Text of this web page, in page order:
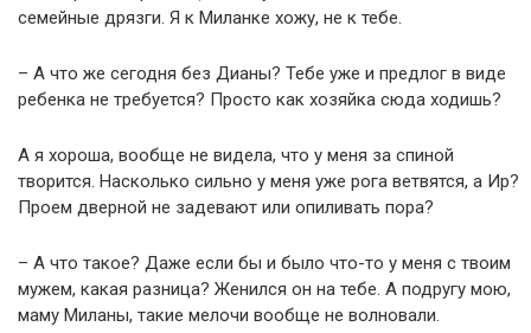
семейные дрязги. Я к Миланке хожу, не к тебе.
– А что же сегодня без Дианы? Тебе уже и предлог в виде
ребенка не требуется? Просто как хозяйка сюда ходишь?
А я хороша, вообще не видела, что у меня за спиной
творится. Насколько сильно у меня уже рога ветвятся, а Ир?
Проем дверной не задевают или опиливать пора?
– А что такое? Даже если бы и было что-то у меня с твоим
мужем, какая разница? Женился он на тебе. А подругу мою,
маму Миланы, такие мелочи вообще не волновали.